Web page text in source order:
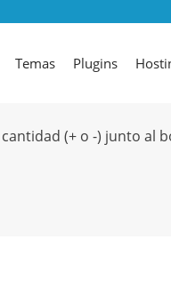
Temas Plugins
(+ o -) junto al